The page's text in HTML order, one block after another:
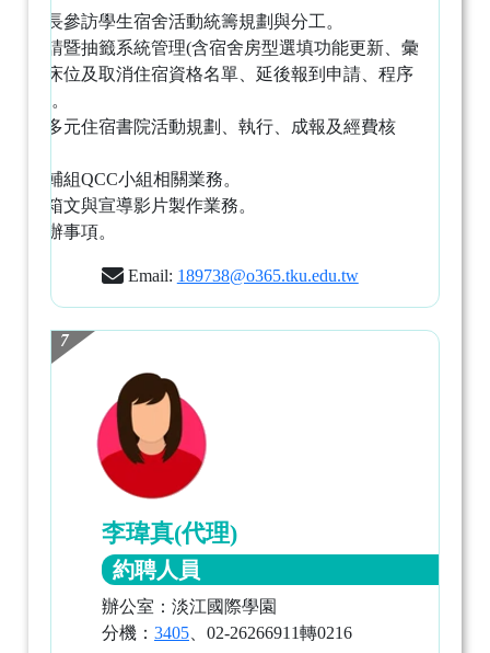
生家長參訪學生宿舍活動統籌規劃與分工。
位申請暨抽籤系統管理(含宿舍房型選填功能更新、彙
保留床位及取消住宿資格名單、延後報到申請、程序
列印)。
濤館多元住宿書院活動規劃、執行、成報及經費核
整住輔組QCC小組相關業務。
舍開箱文與宣導影片製作業務。
時交辦事項。
Email: 189738@o365.tku.edu.tw
7
李瑋真(代理)
約聘人員
辦公室：淡江國際學園
分機： 3405、02-26266911轉0216